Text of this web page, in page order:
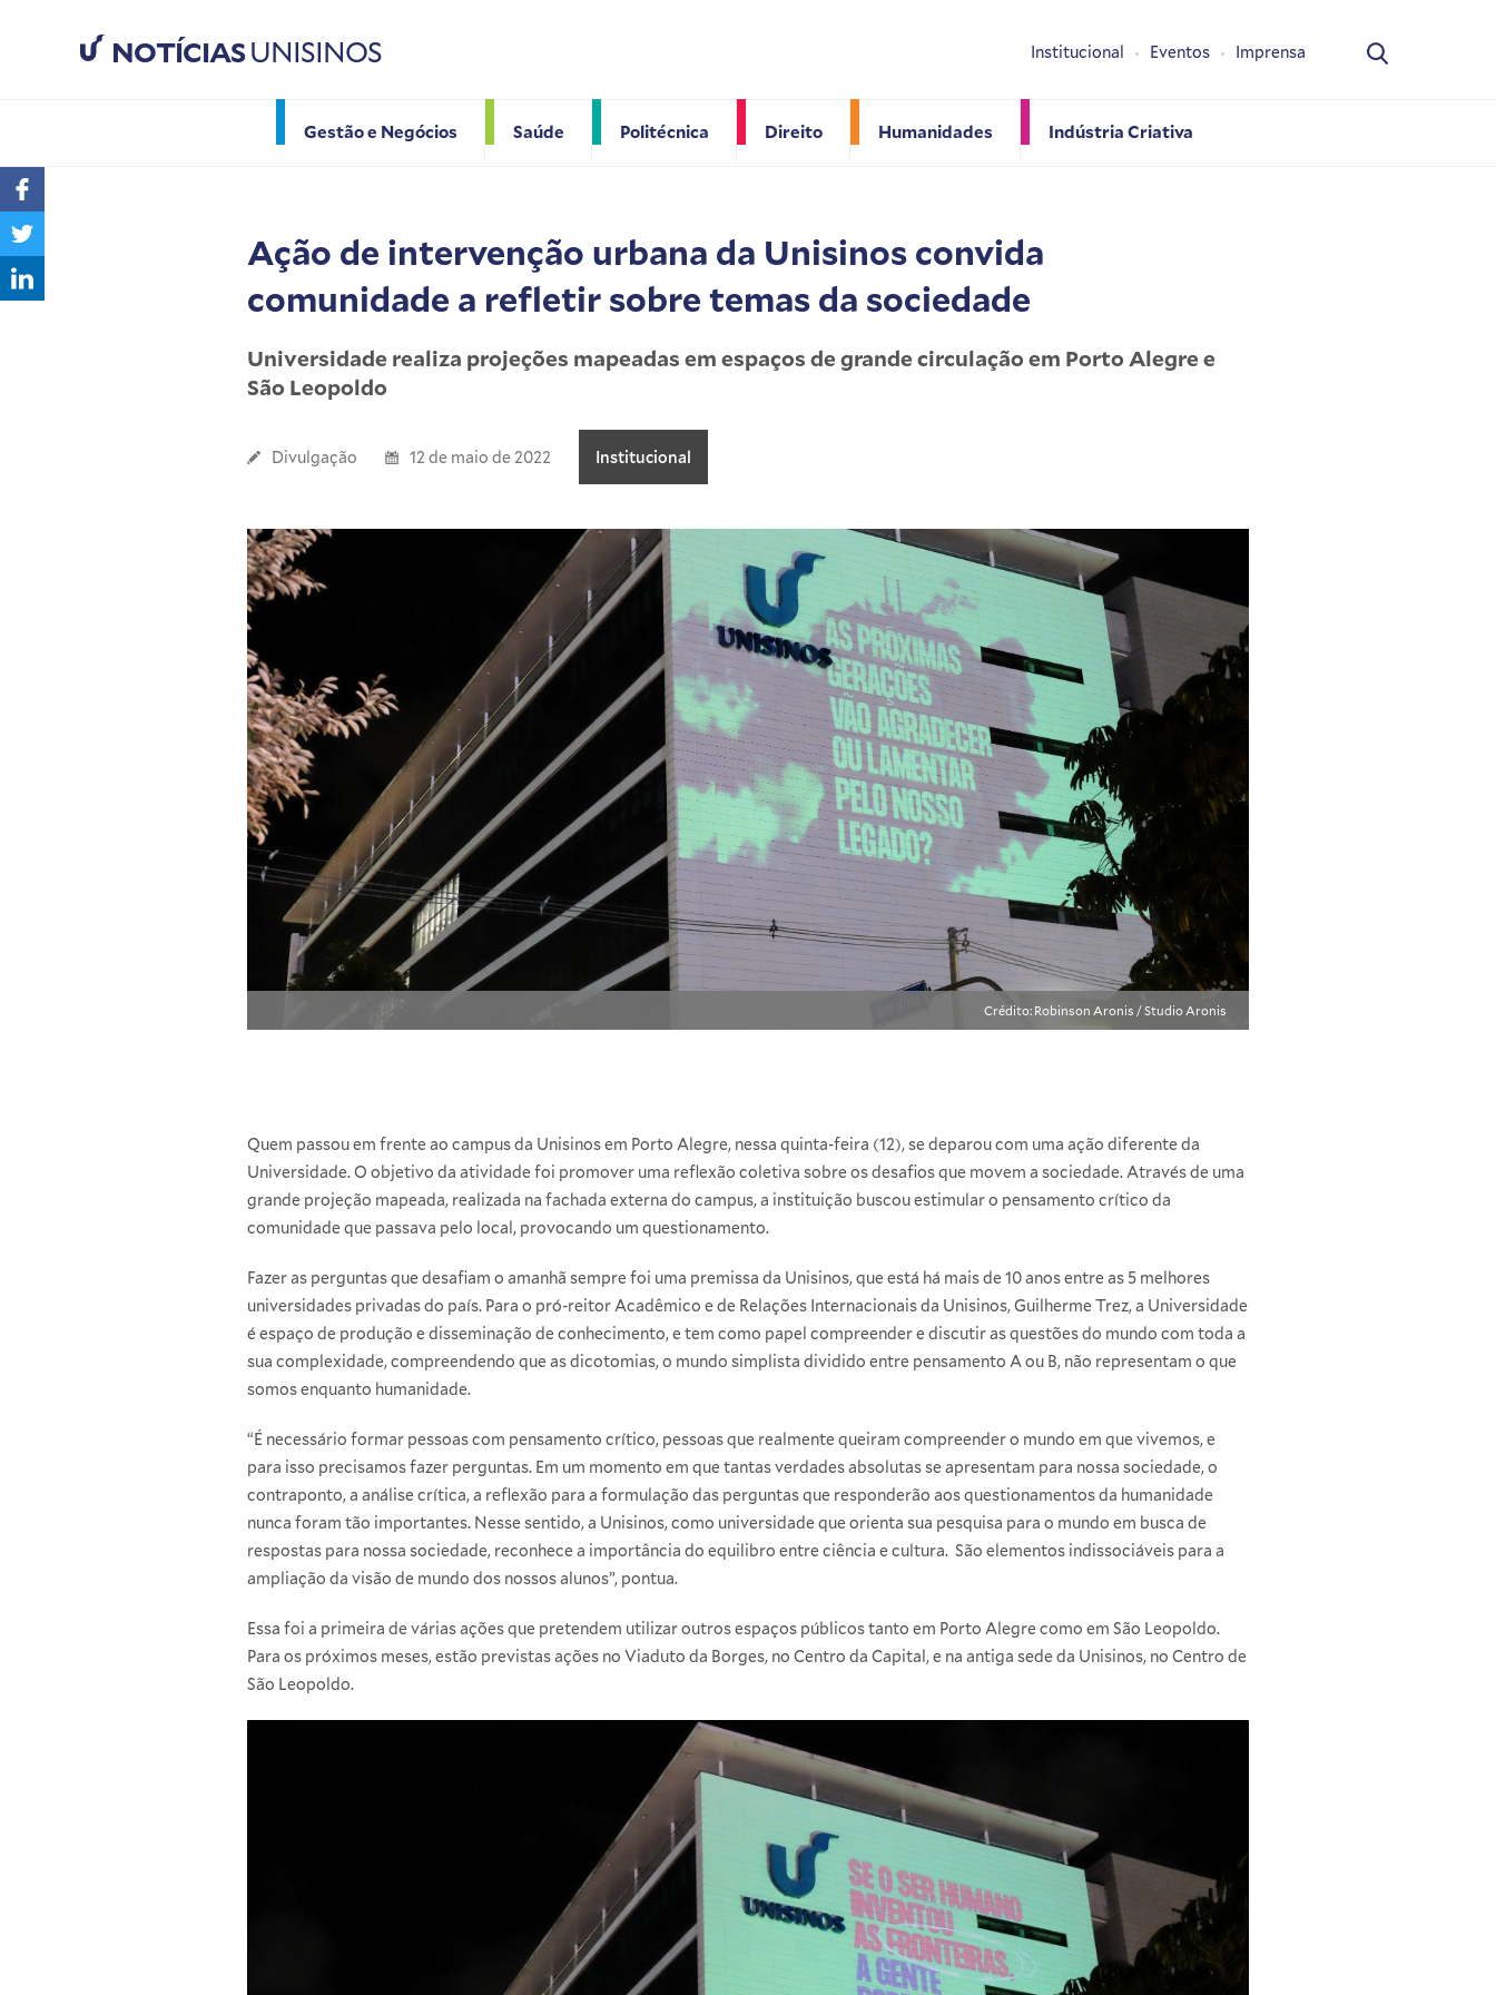
NOTÍCIASUNISINOS
Gestão e Negócios Saúde Politécnica Direito Humanidades Indústria Criativa
Institucional Eventos Imprensa
Ação de intervenção urbana da Unisinos convida
comunidade a refletir sobre temas da sociedade
Universidade realiza projeções mapeadas em espaços de grande circulação em Porto Alegre e
São Leopoldo
Divulgação 12 de maio de 2022 Institucional
Crédito: Robinson Aronis / Studio Aronis
Quem passou em frente ao campus da Unisinos em Porto Alegre, nessa quinta-feira (12), se deparou com uma ação diferente da
Universidade. O objetivo da atividade foi promover uma reflexão coletiva sobre os desafios que movem a sociedade. Através de uma
grande projeção mapeada, realizada na fachada externa do campus, a instituição buscou estimular o pensamento crítico da
comunidade que passava pelo local, provocando um questionamento.
Fazer as perguntas que desafiam o amanhã sempre foi uma premissa da Unisinos, que está há mais de 10 anos entre as 5 melhores
universidades privadas do país. Para o pró-reitor Acadêmico e de Relações Internacionais da Unisinos, Guilherme Trez, a Universidade
é espaço de produção e disseminação de conhecimento, e tem como papel compreender e discutir as questões do mundo com toda a
sua complexidade, compreendendo que as dicotomias, o mundo simplista dividido entre pensamento A ou B, não representam o que
somos enquanto humanidade.
“É necessário formar pessoas com pensamento crítico, pessoas que realmente queiram compreender o mundo em que vivemos, e
para isso precisamos fazer perguntas. Em um momento em que tantas verdades absolutas se apresentam para nossa sociedade, o
contraponto, a análise crítica, a reflexão para a formulação das perguntas que responderão aos questionamentos da humanidade
nunca foram tão importantes. Nesse sentido, a Unisinos, como universidade que orienta sua pesquisa para o mundo em busca de
respostas para nossa sociedade, reconhece a importância do equilibro entre ciência e cultura. São elementos indissociáveis para a
ampliação da visão de mundo dos nossos alunos”, pontua.
Essa foi a primeira de várias ações que pretendem utilizar outros espaços públicos tanto em Porto Alegre como em São Leopoldo.
Para os próximos meses, estão previstas ações no Viaduto da Borges, no Centro da Capital, e na antiga sede da Unisinos, no Centro de
São Leopoldo.